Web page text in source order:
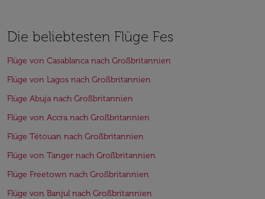
Die beliebtesten Flüge Fes
Flüge von Casablanca nach Großbritannien
Flüge von Lagos nach Großbritannien
Flüge Abuja nach Großbritannien
Flüge von Accra nach Großbritannien
Flüge Tétouan nach Großbritannien
Flüge von Tanger nach Großbritannien
Flüge Freetown nach Großbritannien
Flüge von Banjul nach Großbritannien